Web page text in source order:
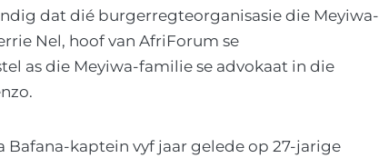
dat dié burgerregteorganisasie die Meyiwa-
Nel, hoof van AfriForum se
as die Meyiwa-familie se advokaat in die
kaptein vyf jaar gelede op 27-jarige